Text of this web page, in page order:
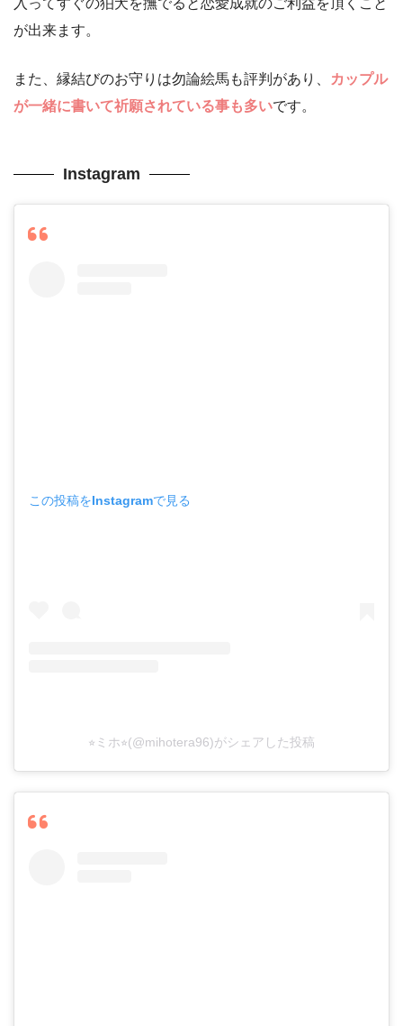
が出来ます。
また、縁結びのお守りは勿論絵馬も評判があり、
カップル
が一緒に書いて祈願されている事も多いです。
Instagram
この投稿をInstagramで見る
⭐︎ミホ⭐︎(@mihotera96)がシェアした投稿